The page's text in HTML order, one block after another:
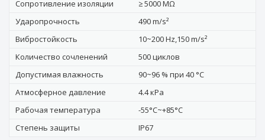
Сопротивление изоляции
≥ 5000 MΩ
Ударопрочность
490 m/s²
Вибростойкость
10~200 Hz,150 m/s²
Количество сочленений
500 циклов
Допустимая влажность
90~96 % при 40 °C
Атмосферное давление
4.4 кРa
Рабочая температура
-55°C~+85°C
Степень защиты
IP67